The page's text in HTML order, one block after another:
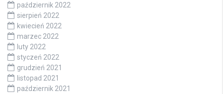
październik 2022
sierpień 2022
kwiecień 2022
marzec 2022
luty 2022
styczeń 2022
grudzień 2021
listopad 2021
październik 2021